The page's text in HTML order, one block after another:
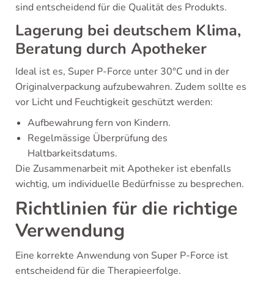
sind entscheidend für die Qualität des Produkts.
Lagerung bei deutschem Klima,
Beratung durch Apotheker
Ideal ist es, Super P-Force unter 30°C und in der
Originalverpackung aufzubewahren. Zudem sollte es
vor Licht und Feuchtigkeit geschützt werden:
Aufbewahrung fern von Kindern.
Regelmässige Überprüfung des
Haltbarkeitsdatums.
Die Zusammenarbeit mit Apotheker ist ebenfalls
wichtig, um individuelle Bedürfnisse zu besprechen.
Richtlinien für die richtige
Verwendung
Eine korrekte Anwendung von Super P-Force ist
entscheidend für die Therapieerfolge.